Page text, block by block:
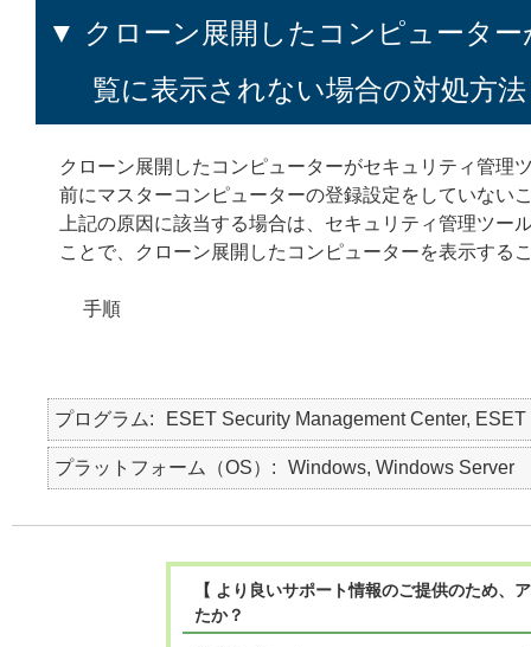
▼ クローン展開した コンピュータ
覧に表示されない場合の対処方法
クローン展開したコンピューターがセキュリティ管理
前にマスターコンピューターの登録設定をしていない
上記の原因に該当する場合は、セキュリティ管理ツ
ことで、クローン展開したコンピューターを表示する
手順
プログラム ESET Security Management Center,
プラットフォーム（OS） Windows, Windows Server
【 より良いサポート情報のご提供のため
たか？